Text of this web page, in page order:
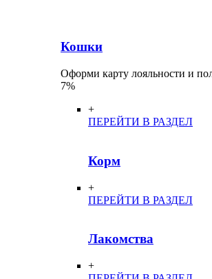
Кошки
Оформи карту лояльности и
7%
+
ПЕРЕЙТИ В РАЗДЕЛ
Корм
+
ПЕРЕЙТИ В РАЗДЕЛ
Лакомства
+